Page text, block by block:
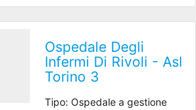
Ospedale Degli
Infermi Di Rivoli - Asl
Torino 3
Tipo: Ospedale a gestione